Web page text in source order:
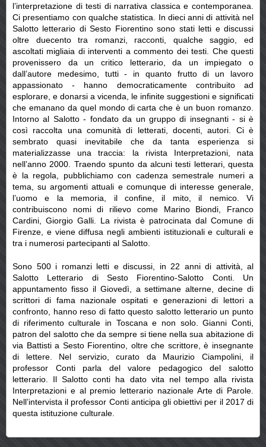
l’interpretazione di testi di narrativa classica e contemporanea.
Ci presentiamo con qualche statistica. In dieci anni di attività nel
Salotto letterario di Sesto Fiorentino sono stati letti e discussi
oltre duecento tra romanzi, racconti, qualche saggio, ed
ascoltati migliaia di interventi a commento dei testi. Che questi
provenissero da un critico letterario, da un impiegato o
dall’autore medesimo, tutti - in quanto frutto di un lavoro
appassionato - hanno democraticamente contribuito ad
esplorare, e donarsi a vicenda, le infinite suggestioni e significati
che emanano da quel mondo di carta che è un buon romanzo.
Intorno al Salotto - fondato da un gruppo di insegnanti - si è
così raccolta una comunità di letterati, docenti, autori. Ci è
sembrato quasi inevitabile che da tanta esperienza si
materializzasse una traccia: la rivista Interpretazioni, nata
nell’anno 2000. Traendo spunto da alcuni testi letterari, questa
è la regola, pubblichiamo con cadenza semestrale numeri a
tema, su argomenti attuali e comunque di interesse generale,
l’uomo e la memoria, il confine, il mito, il nemico. Vi
contribuiscono nomi di rilievo come Marino Biondi, Franco
Cardini, Giorgio Galli. La rivista è patrocinata dal Comune di
Firenze, e viene diffusa negli ambienti istituzionali e culturali e
tra i numerosi partecipanti al Salotto.
Sono 500 i romanzi letti e discussi, in 22 anni di attività, al
Salotto Letterario di Sesto Fiorentino-Salotto Conti. Un
appuntamento fisso il Giovedì, a settimane alterne, decine di
scrittori di fama nazionale ospitati e generazioni di lettori a
confronto, hanno reso di fatto questo salotto letterario un punto
di riferimento culturale in Toscana e non solo. Gianni Conti,
patron del salotto che da sempre si tiene nella sua abitazione di
via Battisti a Sesto Fiorentino, oltre che scrittore, è insegnante
di lettere. Nel servizio, curato da Maurizio Ciampolini, il
professor Conti parla del valore pedagogico del salotto
letterario. Il Salotto conti ha dato vita nel tempo alla rivista
Interpretazioni e al premio letterario nazionale Arte di Parole.
Nell’intervista il professor Conti anticipa gli obiettivi per il 2017 di
questa istituzione culturale.